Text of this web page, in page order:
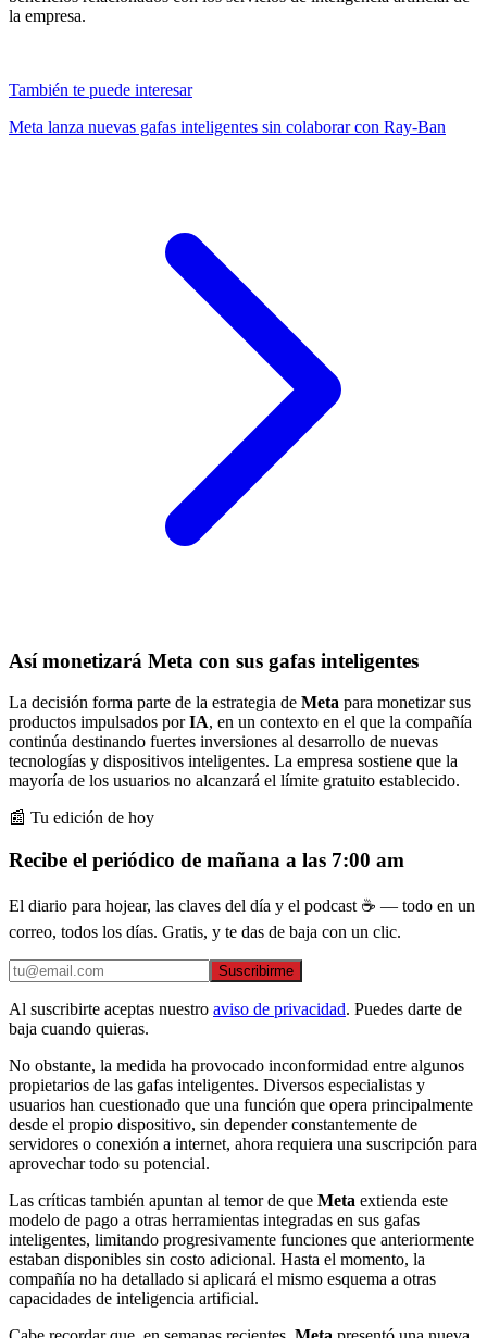
la empresa.
También te puede interesar
Meta lanza nuevas gafas inteligentes sin colaborar con Ray-Ban
Así monetizará Meta con sus gafas inteligentes
La decisión forma parte de la estrategia de Meta para monetizar sus
productos impulsados porIA, en un contexto en el que la compañía
continúa destinando fuertes inversiones al desarrollo de nuevas
tecnologías y dispositivos inteligentes. La empresa sostiene que la
mayoría de los usuarios no alcanzará el límite gratuito establecido.
📰 Tu edición de hoy
Recibe el periódico de mañana a las 7:00 am
El diario para hojear, las claves del día y el podcast ☕ — todo en un
correo, todos los días. Gratis, y te das de baja con un clic.
Suscribirme
Al suscribirte aceptas nuestro aviso de privacidad. Puedes darte de
baja cuando quieras.
No obstante, la medida ha provocado inconformidad entre algunos
propietarios de las gafas inteligentes. Diversos especialistas y
usuarios han cuestionado que una función que opera principalmente
desde el propio dispositivo, sin depender constantemente de
servidores o conexión a internet, ahora requiera una suscripción para
aprovechar todo su potencial.
Las críticas también apuntan al temor de que Meta extienda este
modelo de pago a otras herramientas integradas en sus gafas
inteligentes, limitando progresivamente funciones que anteriormente
estaban disponibles sin costo adicional. Hasta el momento, la
compañía no ha detallado si aplicará el mismo esquema a otras
capacidades de inteligencia artificial.